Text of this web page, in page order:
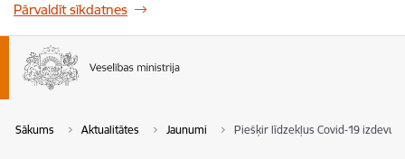
Pārvaldīt sīkdatnes
Sākums Aktualitātes Jaunumi Piešķir līdzekļus Covid-19